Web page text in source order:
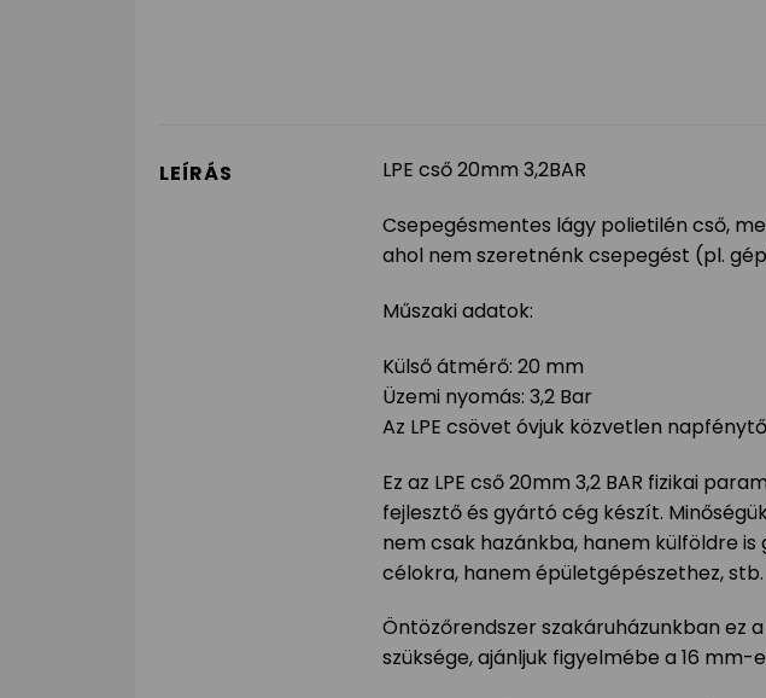
LEÍRÁS
LPE cső 20mm 3,2BAR
Csepegésmentes lágy polietilén cső,
ahol nem szeretnénk csepegést (pl.
Műszaki adatok:
Külső átmérő: 20 mm
Üzemi nyomás: 3,2 Bar
Az LPE csövet óvjuk közvetlen
Ez az LPE cső 20mm 3,2 BAR fizikai
fejlesztő és gyártó cég készít.
nem csak hazánkba, hanem külföldre
célokra, hanem épületgépészethez, stb.
Öntözőrendszer szakáruházunkban ez
szüksége, ajánljuk figyelmébe a 16 mm-